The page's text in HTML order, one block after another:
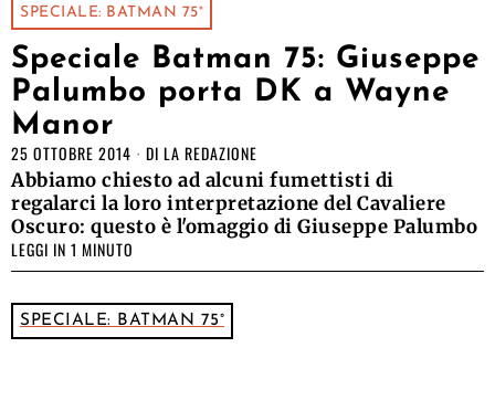
SPECIALE: BATMAN 75°
Speciale Batman 75: Giuseppe
Palumbo porta DK a Wayne
Manor
25 OTTOBRE 2014 DI LA REDAZIONE
Abbiamo chiesto ad alcuni fumettisti di
regalarci la loro interpretazione del Cavaliere
Oscuro: questo è l'omaggio di Giuseppe Palumbo
LEGGI IN 1 MINUTO
SPECIALE: BATMAN 75°